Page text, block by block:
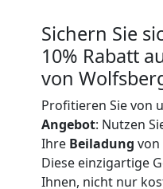
Sichern Sie
10% Rabatt
von
Profitieren Sie von
Angebot: Nutzen
Ihre Beiladung von
Diese einzigartige
Ihnen, nicht nur
Tragehilfe
Wolfsberg
Kleiner